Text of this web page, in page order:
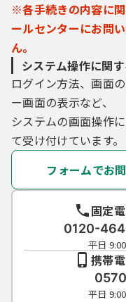
びパスワード
られないよう
じないでくださ
（３）安全性を
は、定期的に変
（４）利用者
ません。なお
失し、盗難に遭
が分かったと
連絡し、その指
（５）利用者
は、特に有効
が、利用者Ｉ
間行われない
て抹消するこ
（６）構成団
ド、整理番号
※各手続きの内容に
ールセンターにお問
ん。
システム操作に関
ログイン方法、画面
ー画面の表示など、
システムの画面操作
て受け付けています。
フォームでお
固定
0120-
平日
携帯
平日